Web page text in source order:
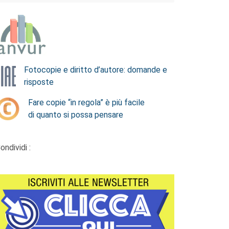
Fotocopie e diritto d’autore: domande e
risposte
Fare copie “in regola” è più facile
di quanto si possa pensare
: